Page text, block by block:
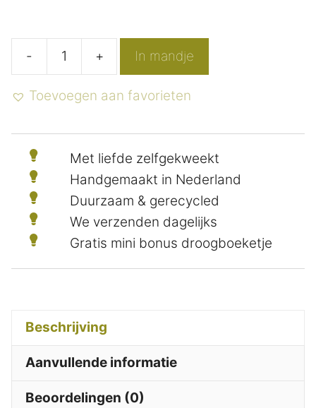
-
Losse
droogbloemen
+ In mandje
Toevoegen aan favorieten
Met liefde zelfgekweekt
Handgemaakt in Nederland
Duurzaam & gerecycled
We verzenden dagelijks
Gratis mini bonus droogboeketje
Beschrijving
Aanvullende informatie
Beoordelingen (0)